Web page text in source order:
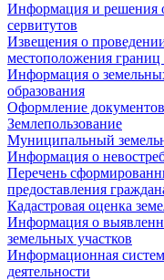
Информация и решения
сервитутов
Извещения о
местоположения границ
Информация о
образования
Оформление
Землепользование
Муниципальный
Информация о
Перечень
предоставления
Кадастровая оценка
Информация о
земельных участков
Информационная
деятельности